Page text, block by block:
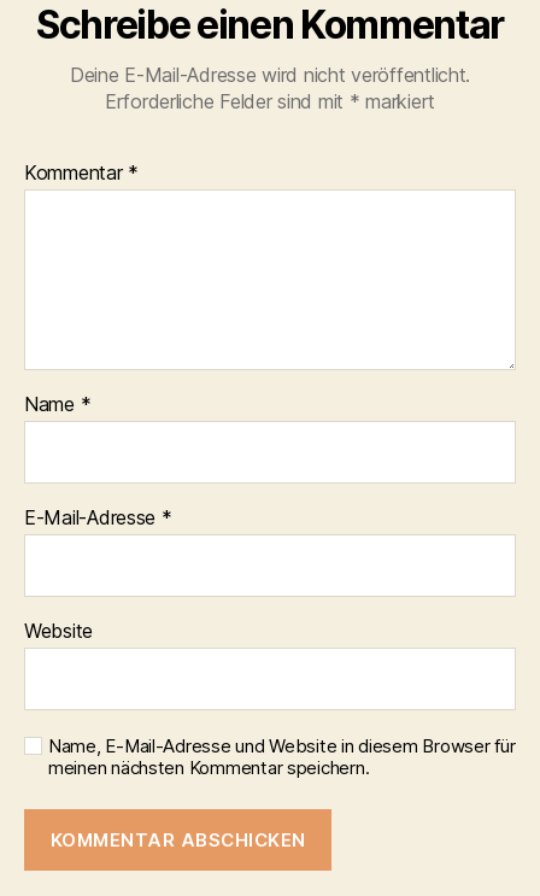
Schreibe einen Kommentar
Deine E-Mail-Adresse wird nicht veröffentlicht.
Erforderliche Felder sind mit * markiert
Kommentar *
Name *
E-Mail-Adresse *
Website
Name, E-Mail-Adresse und Website in diesem Browser für
meinen nächsten Kommentar speichern.